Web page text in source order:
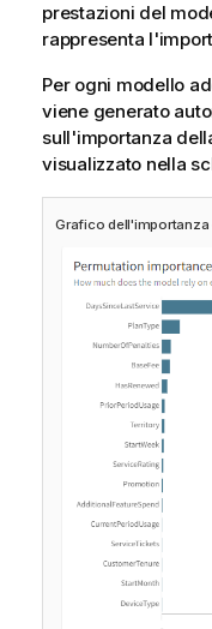
prestazioni del
rappresenta
Per ogni modello
viene generato
sull'importanza
visualizzato nella
Grafico